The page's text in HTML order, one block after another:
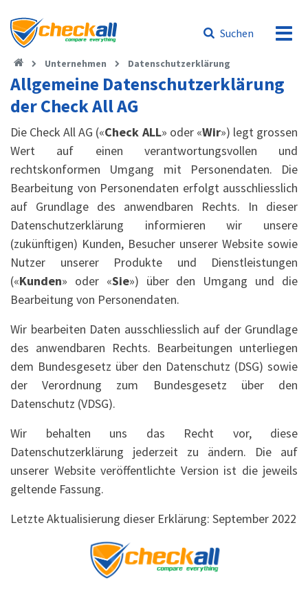
Suchen
Unternehmen Datenschutzerklärung
Allgemeine Datenschutzerklärung
der Check All AG
Die Check All AG («Check ALL» oder «Wir») legt grossen
Wert auf einen verantwortungsvollen und
rechtskonformen Umgang mit Personendaten. Die
Bearbeitung von Personendaten erfolgt ausschliesslich
auf Grundlage des anwendbaren Rechts. In dieser
Datenschutzerklärung informieren wir unsere
(zukünftigen) Kunden, Besucher unserer Website sowie
Nutzer unserer Produkte und Dienstleistungen
(«Kunden» oder «Sie») über den Umgang und die
Bearbeitung von Personendaten.
Wir bearbeiten Daten ausschliesslich auf der Grundlage
des anwendbaren Rechts. Bearbeitungen unterliegen
dem Bundesgesetz über den Datenschutz (DSG) sowie
der Verordnung zum Bundesgesetz über den
Datenschutz (VDSG).
Wir behalten uns das Recht vor, diese
Datenschutzerklärung jederzeit zu ändern. Die auf
unserer Website veröffentlichte Version ist die jeweils
geltende Fassung.
Letzte Aktualisierung dieser Erklärung: September 2022